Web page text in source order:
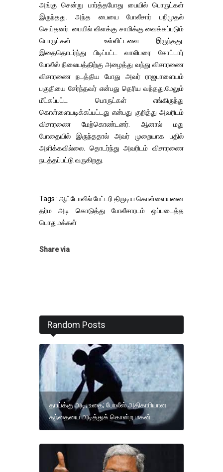
அங்கு சென்று பார்த்தபோது பையில் பொருட்கள்
இருந்தது. அந்த பையை போலீசார் பறிமுதல்
செய்தனர். பையில் விளக்கு சாமிக்கு வைக்கப்படும்
பொருட்கள் உள்ளிட்டவை இருந்தது.
இதைதொடர்ந்து பிடிப்பட்ட வாலிபரை கோட்டார்
போலீஸ் நிலையத்திற்கு அழைத்து வந்து விசாரணை
விசாரணை நடத்திய போது அவர் ராஜபாளையம்
பகுதியை சேர்ந்தவர் என்பது தெரிய வந்தது.மேலும்
மீட்கப்பட்ட பொருட்கள் எங்கிருந்து
கொள்ளையடிக்கப்பட்டது என்பது குறித்து அவரிடம்
விசாரணை மேற்கொண்டனர். ஆனால் மது
போதையில் இருந்ததால் அவர் முறையாக பதில்
அளிக்கவில்லை. தொடர்ந்து அவரிடம் விசாரணை
நடத்தப்பட்டு வருகிறது.
Tags : ஆட்டோவில் பேட்டரி திருடிய கொள்ளையனை
தர்ம அடி கொடுத்து போலீசாரடம் ஒப்படைத்த
பொதுமக்கள்
Share via
Random Posts
தாய்க்கு அடி, உதை; போலீஸ் அதிகாரியான
தந்தையை அடித்துக் கொன்ற மகன்